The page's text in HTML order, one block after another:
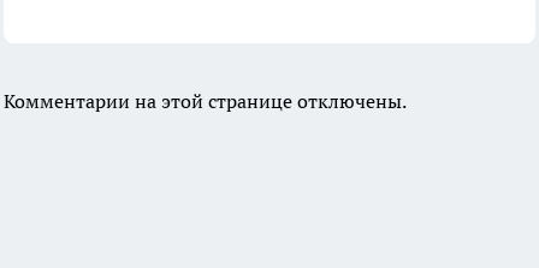
Комментарии на этой странице отключены.